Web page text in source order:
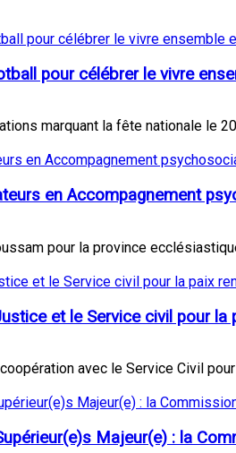
pour célébrer le vivre
marquant la fête nationale le
en Accompagnement
pour la province
et le Service civil pour la
avec le Service Civil pour
Majeur(e) : la